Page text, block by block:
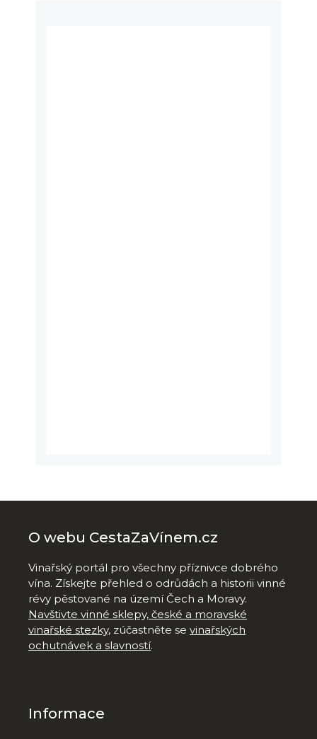
O webu CestaZaVínem.cz
Vinařský portál pro všechny příznivce dobrého
vína. Získejte přehled o odrůdách a historii vinné
révy pěstované na území Čech a Moravy.
Navštivte vinné sklepy, české a moravské
vinařské stezky, zúčastněte se vinařských
ochutnávek a slavností.
Informace